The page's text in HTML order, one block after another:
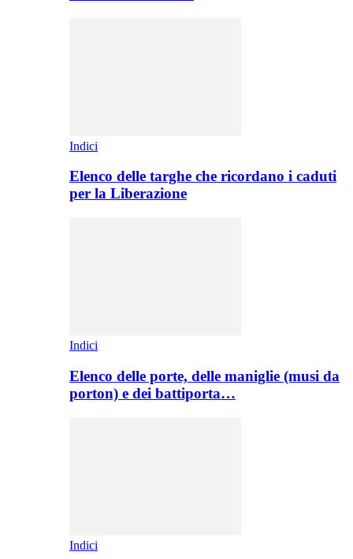
Indici
Elenco delle targhe che ricordano i caduti
per la Liberazione
Indici
Elenco delle porte, delle maniglie (musi da
porton) e dei battiporta…
Indici